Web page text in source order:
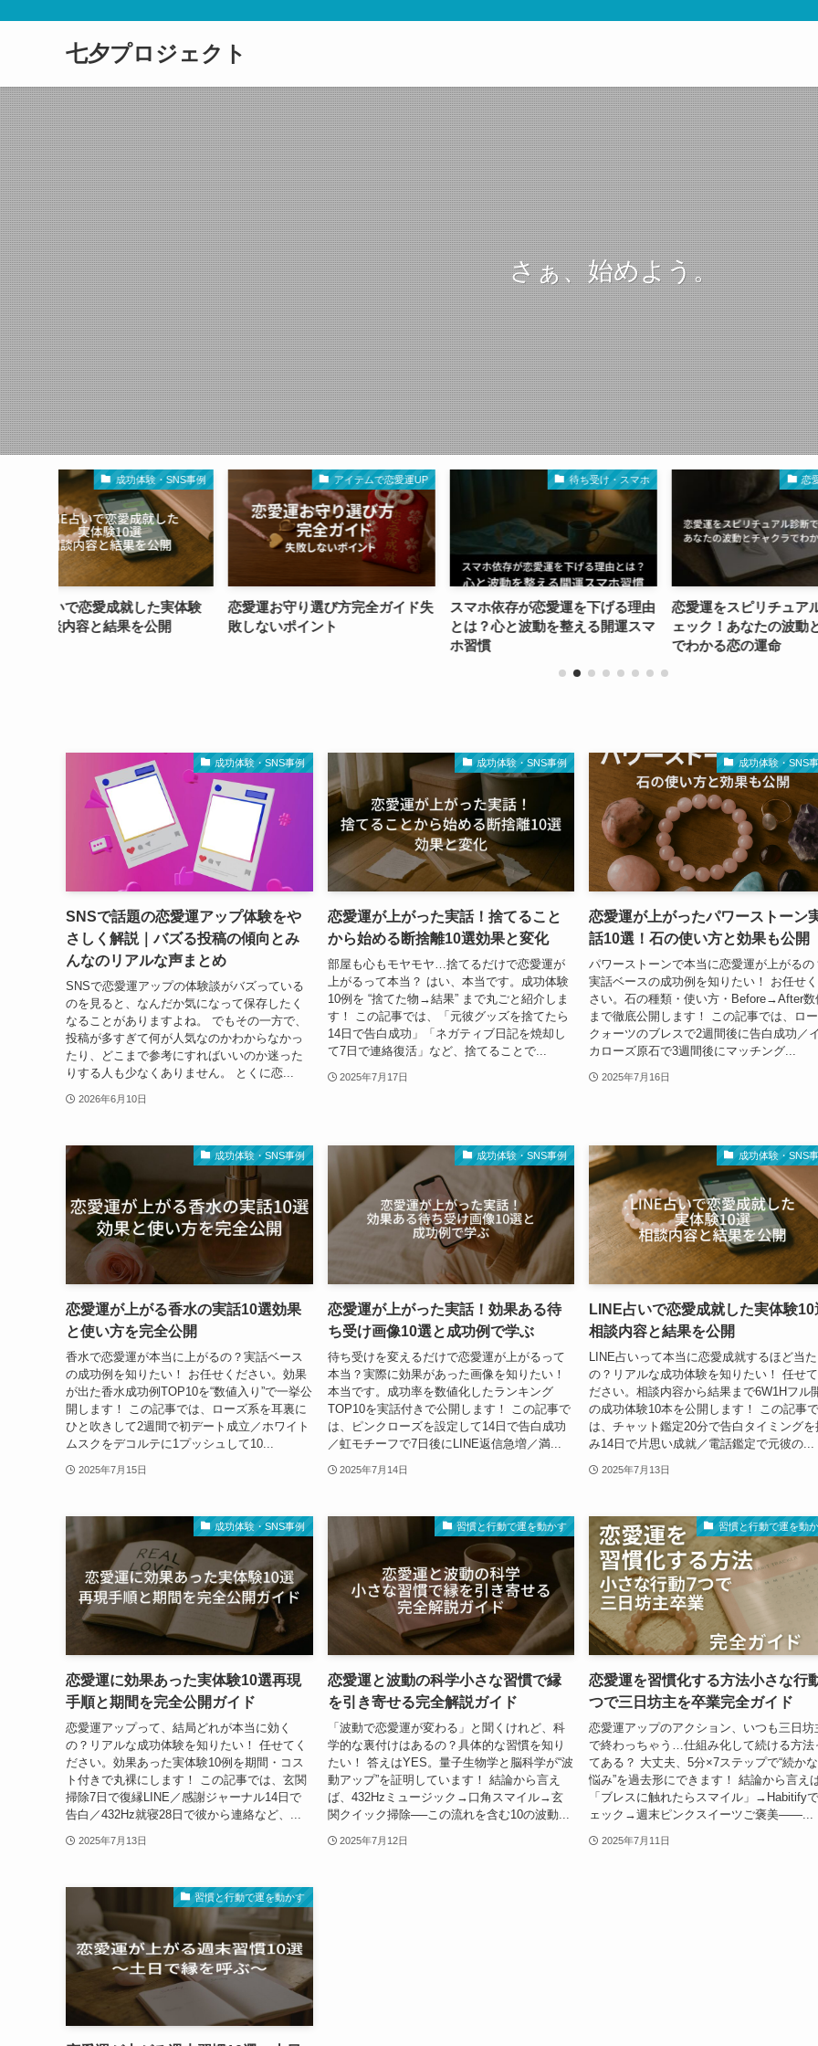
七夕プロジェクト
さぁ、始めよう。
た実体験
アイテムで恋愛運UP
恋愛運お守り選び方完全ガイド失
敗しないポイント
待ち受け・スマホ
スマホ依存が恋愛運を下げる理由
とは？心と波動を整える開運スマ
恋愛運をスピリチュアル診断でチ
ェック！あなたの波動とチャクラ
恋愛運が
夜に効く
イド
成功体験・SNS事例
SNSで話題の恋愛運アップ体験をや
さしく解説｜バズる投稿の傾向とみ
んなのリアルな声まとめ
SNSで恋愛運アップの体験談がバズっている
のを見ると、なんだか気になって保存したく
なることがありますよね。 でもその一方で、
投稿が多すぎて何が人気なのかわからなかっ
たり、どこまで参考にすればいいのか迷った
りする人も少なくありません。 とくに恋...
2026年6月10日
成功体験・SNS事例
恋愛運が上がった実話！捨てること
から始める断捨離10選効果と変化
部屋も心もモヤモヤ…捨てるだけで恋愛運が
上がるって本当？ はい、本当です。成功体験
10例を “捨てた物→結果” まで丸ごと紹介しま
す！ この記事では、「元彼グッズを捨てたら
14日で告白成功」「ネガティブ日記を焼却し
て7日で連絡復活」など、捨てることで...
2025年7月17日
成功体験・SNS
恋愛運が上がったパワーストーン
話10選！石の使い方と効果も公開
パワーストーンで本当に恋愛運が上がるの
実話ベースの成功例を知りたい！ お任せ
さい。石の種類・使い方・Before→After数
まで徹底公開します！ この記事では、ロ
クォーツのブレスで2週間後に告白成功／
カローズ原石で3週間後にマッチング...
2025年7月16日
成功体験・SNS事例
恋愛運が上がる香水の実話10選効果
と使い方を完全公開
香水で恋愛運が本当に上がるの？実話ベース
の成功例を知りたい！ お任せください。効果
が出た香水成功例TOP10を“数値入り”で一挙公
開します！ この記事では、ローズ系を耳裏に
ひと吹きして2週間で初デート成立／ホワイト
ムスクをデコルテに1プッシュして10...
2025年7月15日
成功体験・SNS事例
恋愛運が上がった実話！効果ある待
ち受け画像10選と成功例で学ぶ
待ち受けを変えるだけで恋愛運が上がるって
本当？実際に効果があった画像を知りたい！
本当です。成功率を数値化したランキング
TOP10を実話付きで公開します！ この記事で
は、ピンクローズを設定して14日で告白成功
／虹モチーフで7日後にLINE返信急増／満...
2025年7月14日
成功体験・SNS
LINE占いで恋愛成就した実体験10
相談内容と結果を公開
LINE占いって本当に恋愛成就するほど当
の？リアルな成功体験を知りたい！ 任せて
ださい。相談内容から結果まで6W1Hフル
の成功体験10本を公開します！ この記事で
は、チャット鑑定20分で告白タイミングを
み14日で片思い成就／電話鑑定で元彼の...
2025年7月13日
成功体験・SNS事例
恋愛運に効果あった実体験10選再現
手順と期間を完全公開ガイド
恋愛運アップって、結局どれが本当に効く
の？リアルな成功体験を知りたい！ 任せてく
ださい。効果あった実体験10例を期間・コス
ト付きで丸裸にします！ この記事では、玄関
掃除7日で復縁LINE／感謝ジャーナル14日で
告白／432Hz就寝28日で彼から連絡など、...
2025年7月13日
習慣と行動で運を動かす
恋愛運と波動の科学小さな習慣で縁
を引き寄せる完全解説ガイド
「波動で恋愛運が変わる」と聞くけれど、科
学的な裏付けはあるの？具体的な習慣を知り
たい！ 答えはYES。量子生物学と脳科学が“波
動アップ”を証明しています！ 結論から言え
ば、432Hzミュージック→口角スマイル→玄
関クイック掃除──この流れを含む10の波動...
2025年7月12日
習慣と行動で運を動
恋愛運を習慣化する方法小さな行
つで三日坊主を卒業完全ガイド
恋愛運アップのアクション、いつも三日坊
で終わっちゃう…仕組み化して続ける方法
てある？ 大丈夫、5分×7ステップで“続か
悩み”を過去形にできます！ 結論から言えば
「ブレスに触れたらスマイル」→Habitify
ェック→週末ピンクスイーツご褒美――...
2025年7月11日
習慣と行動で運を動かす